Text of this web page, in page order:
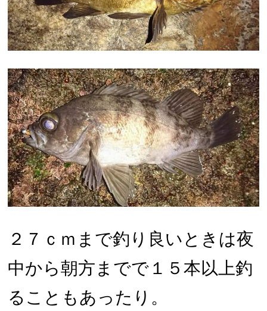
２７ｃｍまで釣り良いときは夜
中から朝方までで１５本以上釣
ることもあったり。